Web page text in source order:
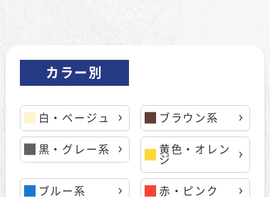
カラー別
白・ベージュ ブラウン系
黒・グレー系
黄色・オレン
ジ
ブルー系 赤・ピンク